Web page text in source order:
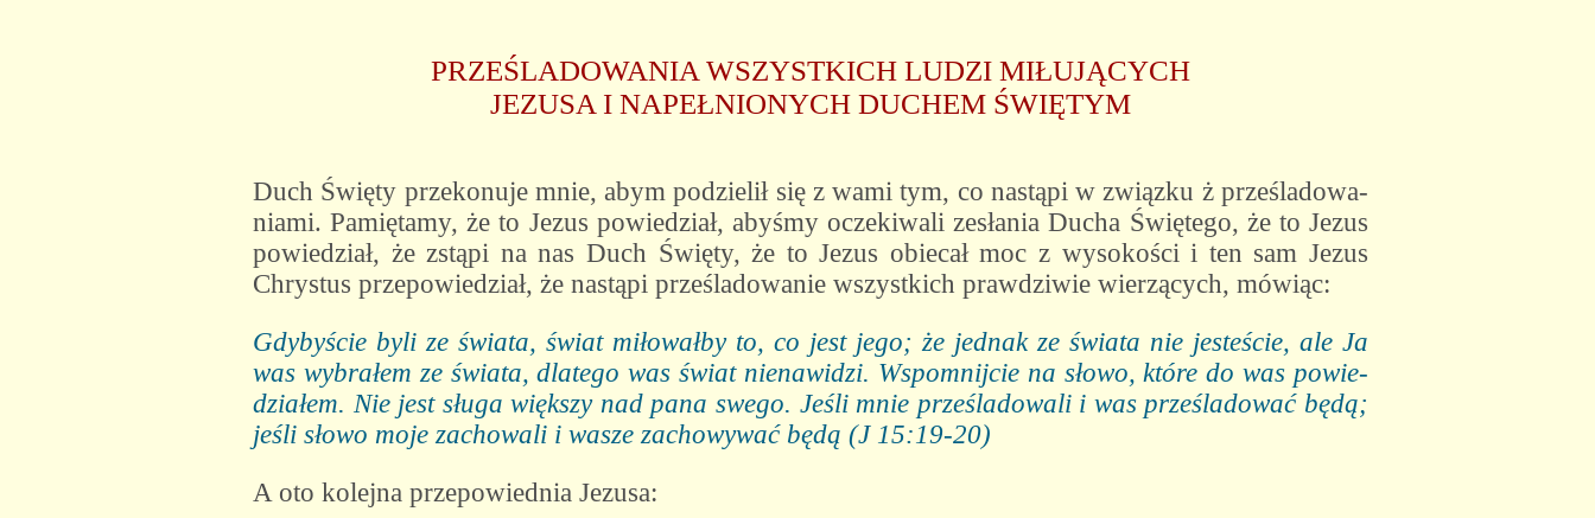
PRZEŚLADOWANIA WSZYSTKICH LUDZI MIŁUJĄCYCH
JEZUSA I NAPEŁNIONYCH DUCHEM ŚWIĘTYM
Duch Święty przekonuje mnie, abym podzielił się z wami tym, co nastąpi w związku ż prześladowa-
niami. Pamiętamy, że to Jezus powiedział, abyśmy oczekiwali zesłania Ducha Świętego, że to Jezus
powiedział, że zstąpi na nas Duch Święty, że to Jezus obiecał moc z wysokości i ten sam Jezus
Chrystus przepowiedział, że nastąpi prześladowanie wszystkich prawdziwie wierzących, mówiąc:
Gdybyście byli ze świata, świat miłowałby to, co jest jego; że jednak ze świata nie jesteście, ale Ja
was wybrałem ze świata, dlatego was świat nienawidzi. Wspomnijcie na słowo, które do was powie-
działem. Nie jest sługa większy nad pana swego. Jeśli mnie prześladowali i was prześladować będą;
jeśli słowo moje zachowali i wasze zachowywać będą (J 15:19-20)
A oto kolejna przepowie­dnia Jezusa: